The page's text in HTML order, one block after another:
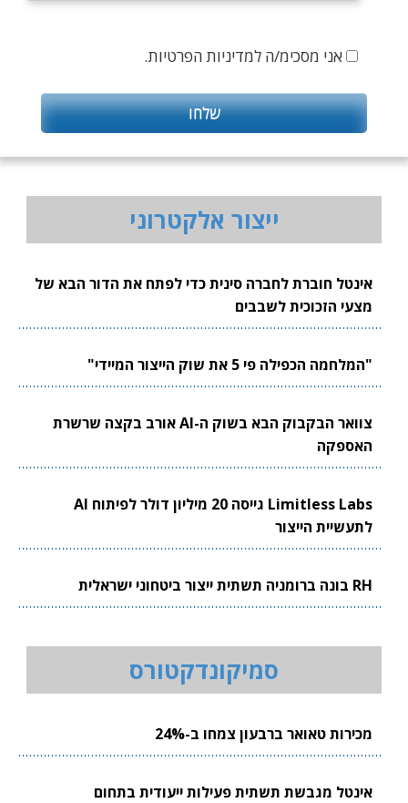
אני מסכימ/ה למדיניות הפרטיות.
ייצור אלקטרוני
אינטל חוברת לחברה סינית כדי לפתח את הדור הבא של
מצעי הזכוכית לשבבים
"המלחמה הכפילה פי 5 את שוק הייצור המיידי"
צוואר הבקבוק הבא בשוק ה-AI אורב בקצה שרשרת
האספקה
Limitless Labs גייסה 20 מיליון דולר לפיתוח AI
לתעשיית הייצור
RH בונה ברומניה תשתית ייצור ביטחוני ישראלית
סמיקונדקטורס
מכירות טאואר ברבעון צמחו ב-24%
אינטל מגבשת תשתית פעילות ייעודית בתחום